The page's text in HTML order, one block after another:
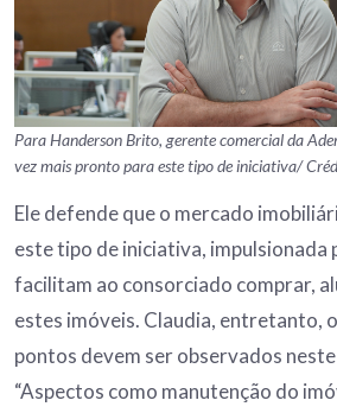
Para Handerson Brito, gerente comercial da
vez mais pronto para este tipo de iniciativa/
Ele defende que o mercado
este tipo de iniciativa, impulsionada
facilitam ao consorciado comprar,
estes imóveis. Claudia, entretanto,
pontos devem ser observados
“Aspectos como manutenção do